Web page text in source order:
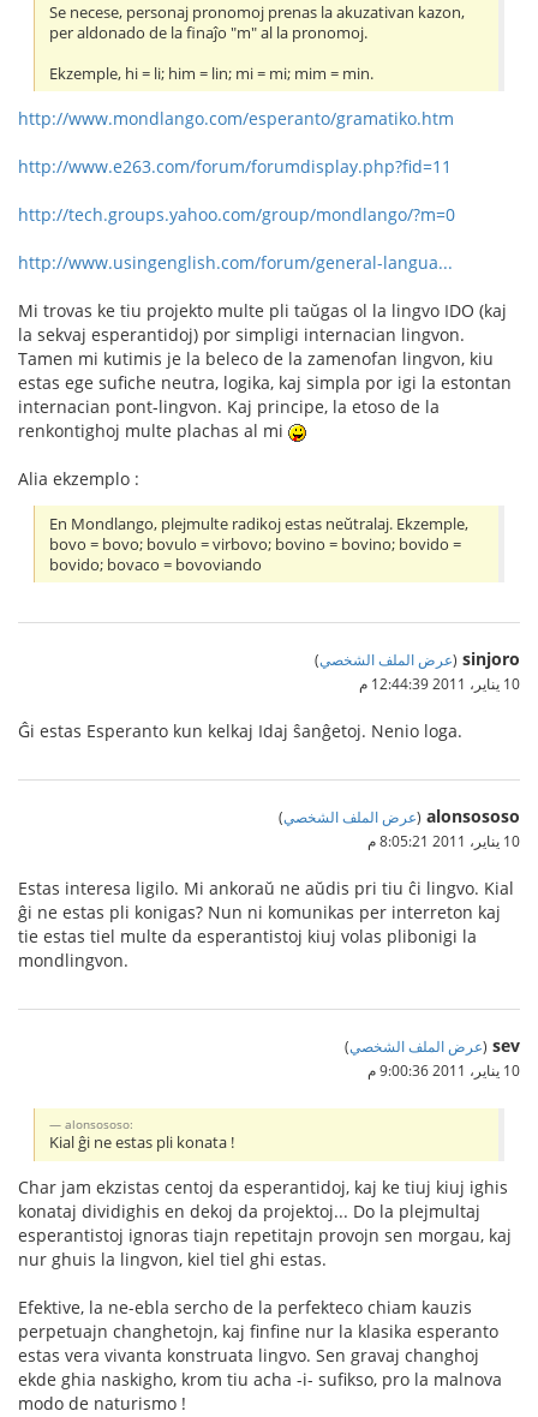
Se necese, personaj pronomoj prenas la akuzativan kazon,
per aldonado de la finaĵo "m" al la pronomoj.
Ekzemple, hi = li; him = lin; mi = mi; mim = min.
http://www.mondlango.com/esperanto/gramatiko.htm
http://www.e263.com/forum/forumdisplay.php?fid=11
http://tech.groups.yahoo.com/group/mondlango/?m=0
http://www.usingenglish.com/forum/general-langua...
Mi trovas ke tiu projekto multe pli taŭgas ol la lingvo IDO (kaj
la sekvaj esperantidoj) por simpligi internacian lingvon.
Tamen mi kutimis je la beleco de la zamenofan lingvon, kiu
estas ege sufiche neutra, logika, kaj simpla por igi la estontan
internacian pont-lingvon. Kaj principe, la etoso de la
renkontighoj multe plachas al mi
Alia ekzemplo :
En Mondlango, plejmulte radikoj estas neŭtralaj. Ekzemple,
bovo = bovo; bovulo = virbovo; bovino = bovino; bovido =
bovido; bovaco = bovoviando
sinjoro
(عرض الملف الشخصي)
10 يناير، 2011 12:44:39 م
Ĝi estas Esperanto kun kelkaj Idaj ŝanĝetoj. Nenio loga.
alonsososo
(عرض الملف الشخصي)
10 يناير، 2011 8:05:21 م
Estas interesa ligilo. Mi ankoraŭ ne aŭdis pri tiu ĉi lingvo. Kial
ĝi ne estas pli konigas? Nun ni komunikas per interreton kaj
tie estas tiel multe da esperantistoj kiuj volas plibonigi la
mondlingvon.
sev
(عرض الملف الشخصي)
10 يناير، 2011 9:00:36 م
alonsososo:
Kial ĝi ne estas pli konata !
Char jam ekzistas centoj da esperantidoj, kaj ke tiuj kiuj ighis
konataj dividighis en dekoj da projektoj... Do la plejmultaj
esperantistoj ignoras tiajn repetitajn provojn sen morgau, kaj
nur ghuis la lingvon, kiel tiel ghi estas.
Efektive, la ne-ebla sercho de la perfekteco chiam kauzis
perpetuajn changhetojn, kaj finfine nur la klasika esperanto
estas vera vivanta konstruata lingvo. Sen gravaj changhoj
ekde ghia naskigho, krom tiu acha -i- sufikso, pro la malnova
modo de naturismo !